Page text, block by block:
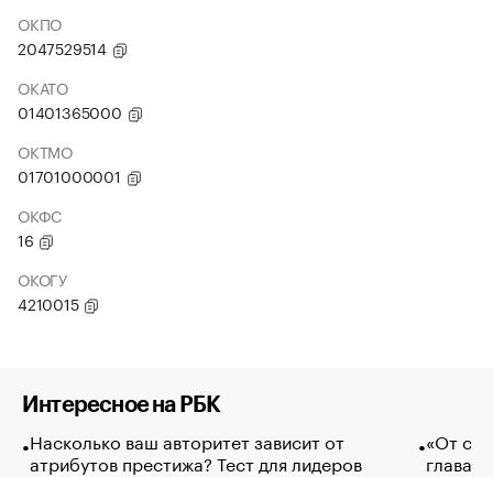
ОКПО
2047529514
ОКАТО
01401365000
ОКТМО
01701000001
ОКФС
16
ОКОГУ
4210015
Интересное на РБК
Насколько ваш авторитет зависит от
атрибутов престижа? Тест для лидеров
«От
глава